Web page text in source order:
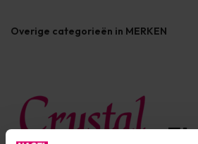
Overige categorieën in MERKEN